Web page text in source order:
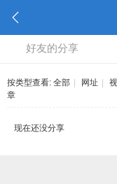
好友的分享
按类型查看: 全部 网址
章
现在还没分享